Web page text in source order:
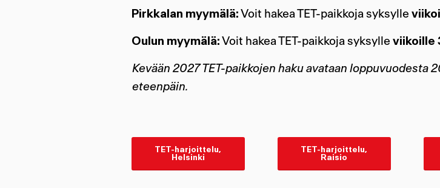
Pirkkalan myymälä: Voit hakea TET-paikkoja syksylle
Oulun myymälä: Voit hakea TET-paikkoja syksylle viikoille
Kevään 2027 TET-paikkojen haku avataan loppuvuodesta
eteenpäin.
TET-harjoittelu,
Helsinki
TET-harjoittelu,
Raisio